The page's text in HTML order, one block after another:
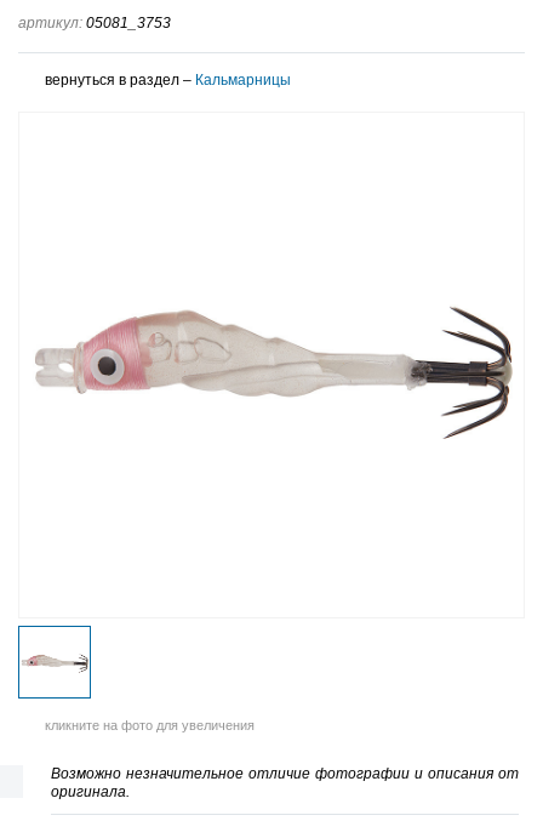
артикул: 05081_3753
вернуться в раздел – Кальмарницы
кликните на фото для увеличения
Возможно незначительное отличие фотографии и описания от
оригинала.